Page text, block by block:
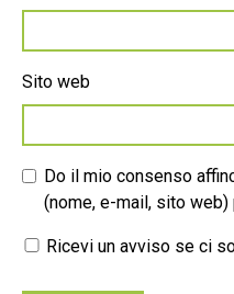
Sito web
Do il mio consenso
(nome, e-mail, sito
Ricevi un avviso se ci